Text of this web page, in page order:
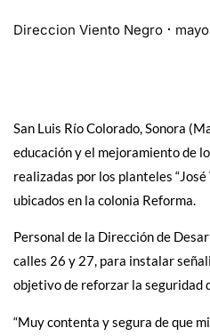
Direccion Viento Negro
San Luis Río Colorado, Sonora
educación y el mejoramiento de
realizadas por los planteles
ubicados en la colonia Reforma.
Personal de la Dirección de
calles 26 y 27, para instalar
objetivo de reforzar la seguridad
“Muy contenta y segura de que